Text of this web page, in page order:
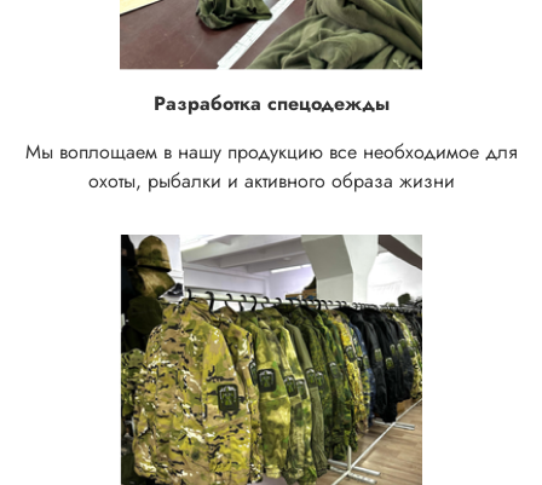
Разработка спецодежды
Мы воплощаем в нашу продукцию все необходимое для
охоты, рыбалки и активного образа жизни